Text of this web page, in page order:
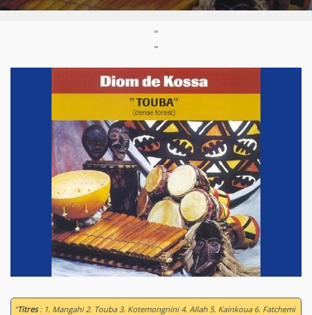
"
"
“Titres: 1. Mangahi 2. Touba 3. Kotemongnini 4. Allah 5. Kainkoua 6. Fatchemi